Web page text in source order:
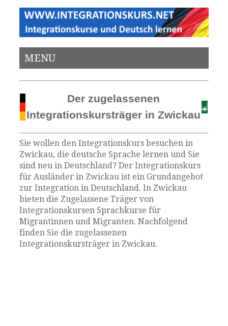
MENU
Der zugelassenen
Integrationskursträger in Zwickau
Sie wollen den Integrationskurs besuchen in
Zwickau, die deutsche Sprache lernen und Sie
sind neu in Deutschland? Der Integrationskurs
für Ausländer in Zwickau ist ein Grundangebot
zur Integration in Deutschland. In Zwickau
bieten die Zugelassene Träger von
Integrationskursen Sprachkurse für
Migrantinnen und Migranten. Nachfolgend
finden Sie die zugelassenen
Integrationskursträger in Zwickau.